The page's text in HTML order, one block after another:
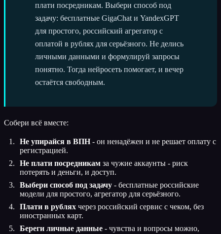
плати посредникам. Выбери способ под
задачу: бесплатные GigaChat и YandexGPT
для простого, российский агрегатор с
оплатой в рублях для серьёзного. Не делись
личными данными и формулируй запросы
понятно. Тогда нейросеть помогает, и вечер
остаётся свободным.
Собери всё вместе:
Не упирайся в ВПН- он ненадёжен и не решает оплату с
регистрацией.
Не плати посредникам за чужие аккаунты - риск
потерять и деньги, и доступ.
Выбери способ под задачу - бесплатные российские
модели для простого, агрегатор для серьёзного.
Плати в рублях через российский сервис с чеком, без
иностранных карт.
Береги личные данные - чувства и вопросы можно,